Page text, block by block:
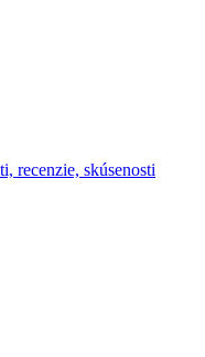
recenzie, skúsenosti